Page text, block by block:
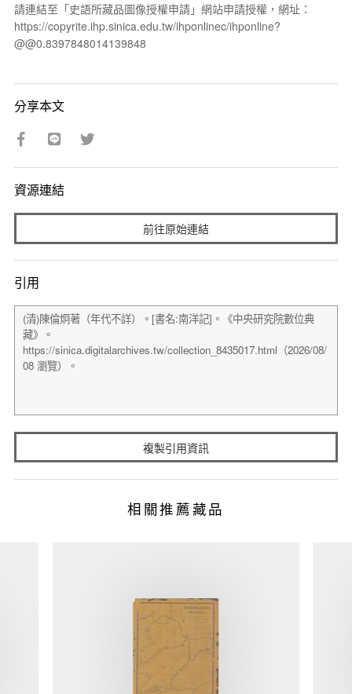
請連結至「史語所藏品圖像授權申請」網站申請授權，網址：
https://copyrite.ihp.sinica.edu.tw/ihponlinec/ihponline?
@@0.8397848014139848
分享本文
資源連結
前往原始連結
引用
複製引用資訊
相關推薦藏品